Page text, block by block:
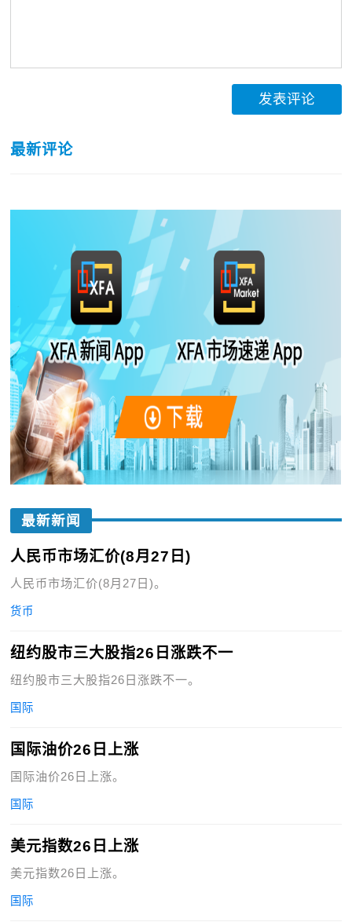
发表评论
最新评论
最新新闻
人民币市场汇价(8月27日)
人民币市场汇价(8月27日)。
货币
纽约股市三大股指26日涨跌不一
纽约股市三大股指26日涨跌不一。
国际
国际油价26日上涨
国际油价26日上涨。
国际
美元指数26日上涨
美元指数26日上涨。
国际